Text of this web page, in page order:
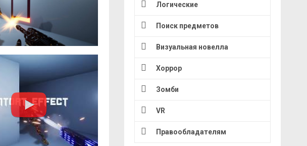
Логические
Поиск предметов
Визуальная новелла
Хоррор
Зомби
VR
Правообладателям